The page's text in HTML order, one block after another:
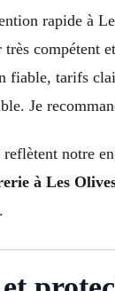
rapide à
très compétent
fiable, tarifs
Je
notre
à Les